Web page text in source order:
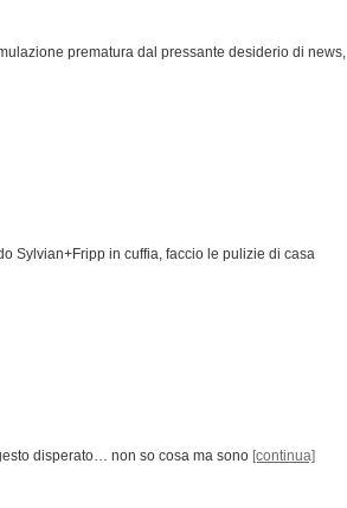
prematura dal pressante desiderio di news,
Sylvian+Fripp in cuffia, faccio le pulizie di casa
disperato… non so cosa ma sono [continua]